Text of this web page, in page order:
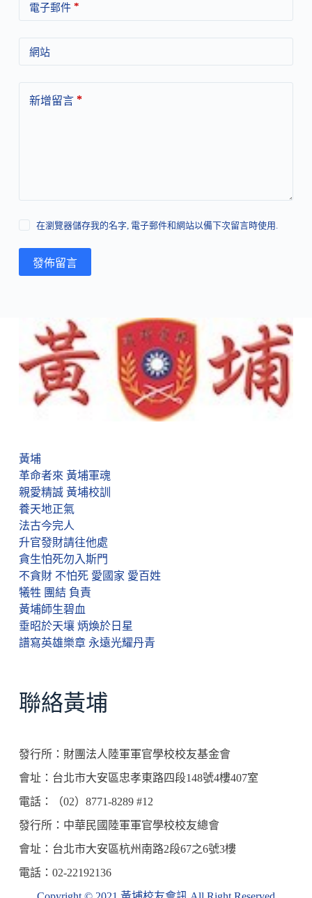
電子郵件*
網站
新增留言*
在瀏覽器儲存我的名字, 電子郵件和網站以備下次留言時使用.
發佈留言
黃埔
革命者來 黃埔軍魂
親愛精誠 黃埔校訓
養天地正氣
法古今完人
升官發財請往他處
貪生怕死勿入斯門
不貪財 不怕死 愛國家 愛百姓
犧牲 團結 負責
黃埔師生碧血
垂昭於天壤 炳煥於日星
譜寫英雄樂章 永遠光耀丹青
聯絡黃埔
發行所：財團法人陸軍軍官學校校友基金會
會址：台北市大安區忠孝東路四段148號4樓407室
電話：（02）8771-8289 #12
發行所：中華民國陸軍軍官學校校友總會
會址：台北市大安區杭州南路2段67之6號3樓
電話：02-22192136